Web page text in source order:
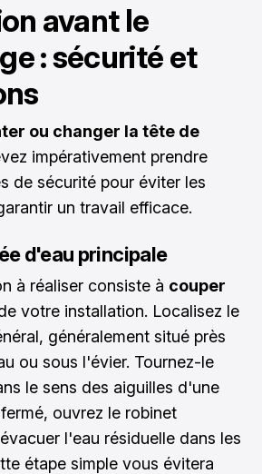
avant le
: sécurité et
ou changer la tête de
impérativement prendre
de sécurité pour éviter les
un travail efficace.
d'eau principale
à réaliser consiste à couper
votre installation. Localisez le
généralement situé près
ou sous l'évier. Tournez-le
le sens des aiguilles d'une
ouvrez le robinet
l'eau résiduelle dans les
étape simple vous évitera